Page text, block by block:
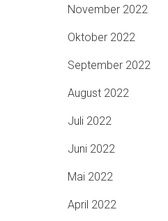
November 2022
Oktober 2022
September 2022
August 2022
Juli 2022
Juni 2022
Mai 2022
April 2022